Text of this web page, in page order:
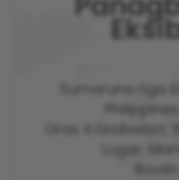
Sumaruno nga
Oras ti Eksibision:
Lugar: